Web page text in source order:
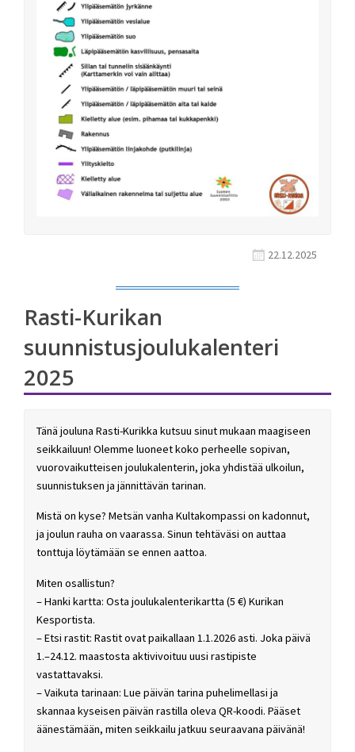
22.12.2025
Rasti-Kurikan
suunnistusjoulukalenteri
2025
Tänä jouluna Rasti-Kurikka kutsuu sinut mukaan maagiseen
seikkailuun! Olemme luoneet koko perheelle sopivan,
vuorovaikutteisen joulukalenterin, joka yhdistää ulkoilun,
suunnistuksen ja jännittävän tarinan.
Mistä on kyse? Metsän vanha Kultakompassi on kadonnut,
ja joulun rauha on vaarassa. Sinun tehtäväsi on auttaa
tonttuja löytämään se ennen aattoa.
Miten osallistun?
– Hanki kartta: Osta joulukalenterikartta (5 €) Kurikan
Kesportista.
– Etsi rastit: Rastit ovat paikallaan 1.1.2026 asti. Joka päivä
1.–24.12. maastosta aktivivoituu uusi rastipiste
vastattavaksi.
– Vaikuta tarinaan: Lue päivän tarina puhelimellasi ja
skannaa kyseisen päivän rastilla oleva QR-koodi. Pääset
äänestämään, miten seikkailu jatkuu seuraavana päivänä!